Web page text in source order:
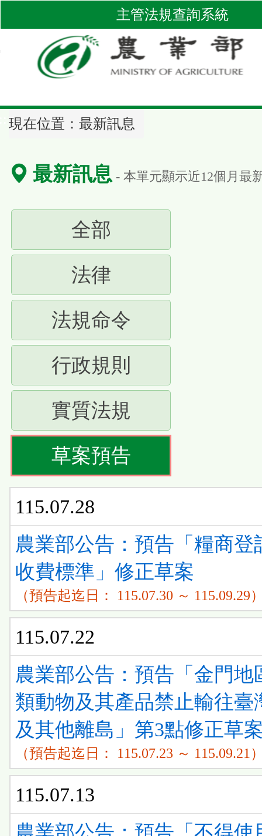
到
區
塊
主管法規查詢系統
現在位置： 最新訊息
最新訊息 - 本單元顯示近12個月最
全部
按
下
ENTER
查
看
清
單)
法律(請
按
下
ENTER
查
看
清
單)
法規命令(請
按
查
看
清
行政規則
按
查
清
單)
實質法規
按
ENTER
查
看
清
單)
草案預告(請
按
ENTER
查
看
清
115.07.28
農業部公告：預告「糧商登
收費標準」修正草案
（預告起迄日： 115.07.30 ～ 115.09.29
115.07.22
農業部公告：預告「金門地
類動物及其產品禁止輸往臺
及其他離島」第3點修正草
（預告起迄日： 115.07.23 ～ 115.09.21
115.07.13